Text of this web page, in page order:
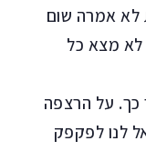
לא אמרה שום
לא מצא כל
על הרצפה
לנו לפקפק